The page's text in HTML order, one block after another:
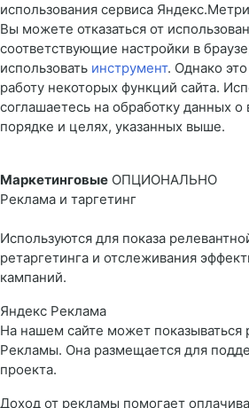
использования сервиса
Вы можете отказаться от
соответствующие настройки в
использовать инструмент. Однако
работу некоторых функций сайта.
соглашаетесь на обработку данных о
порядке и целях, указанных выше.
Маркетинговые ОПЦИОНАЛЬНО
Реклама и таргетинг
Используются для показа
ретаргетинга и отслеживания
кампаний.
Яндекс Реклама
На нашем сайте может показываться
Рекламы. Она размещается для
проекта.
Доход от рекламы помогает